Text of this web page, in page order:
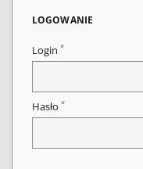
LOGOWANIE
Login *
Hasło *